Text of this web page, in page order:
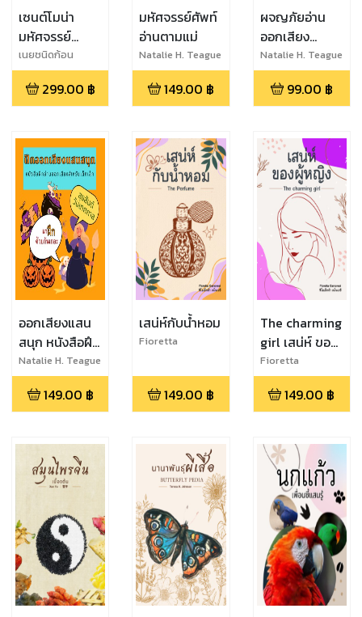
เซนต์โมน่า
มหัศจรรย์
โรงเรียน
เวทมนตร์
เนยชนิดก้อน
299.00 ฿
มหัศจรรย์ศัพท์
อ่านตามแม่
Natalie H. Teague
149.00 ฿
ผจญภัยอ่าน
ออกเสียง
หนังสือฝึกอ่าน
คำศัพท์ภาษา
อังกฤษสำหรับ
Natalie H. Teague
99.00 ฿
ออกเสียงแสน
สนุก หนังสือฝึก
อ่านออกเสียง
สำหรับเด็กเล็ก
Natalie H. Teague
149.00 ฿
เสน่ห์กับน้ำหอม
Fioretta
149.00 ฿
The charming
girl เสน่ห์ ของ
ผู้หญิง
Fioretta
Genovesi
149.00 ฿